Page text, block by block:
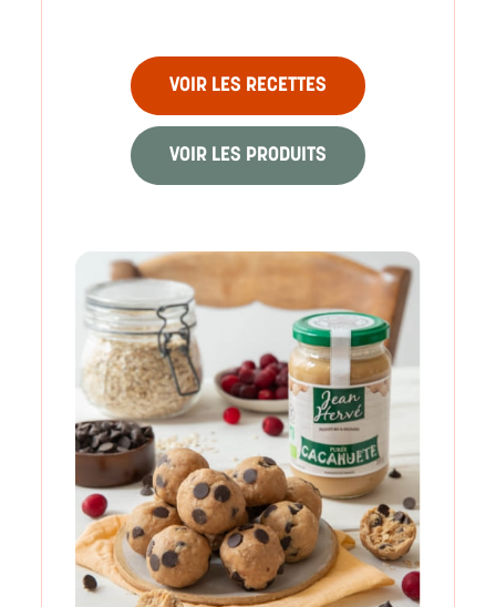
VOIR LES RECETTES
VOIR LES PRODUITS